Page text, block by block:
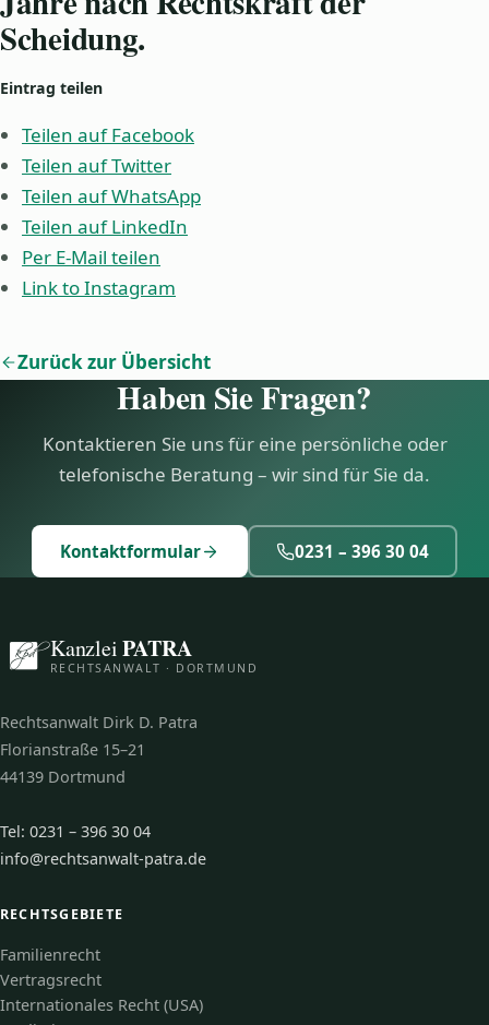
Scheidung.
Eintrag teilen
Teilen auf Facebook
Teilen auf Twitter
Teilen auf WhatsApp
Teilen auf LinkedIn
Per E-Mail teilen
Link to Instagram
Zurück zur Übersicht
Haben Sie Fragen?
Kontaktieren Sie uns für eine persönliche oder
telefonische Beratung – wir sind für Sie da.
Kontaktformular 0231 – 396 30 04
KanzleiPATRA
RECHTSANWALT · DORTMUND
Rechtsanwalt Dirk D. Patra
Florianstraße 15–21
44139 Dortmund
Tel: 0231 – 396 30 04
info@rechtsanwalt-patra.de
RECHTSGEBIETE
Familienrecht
Vertragsrecht
Internationales Recht (USA)